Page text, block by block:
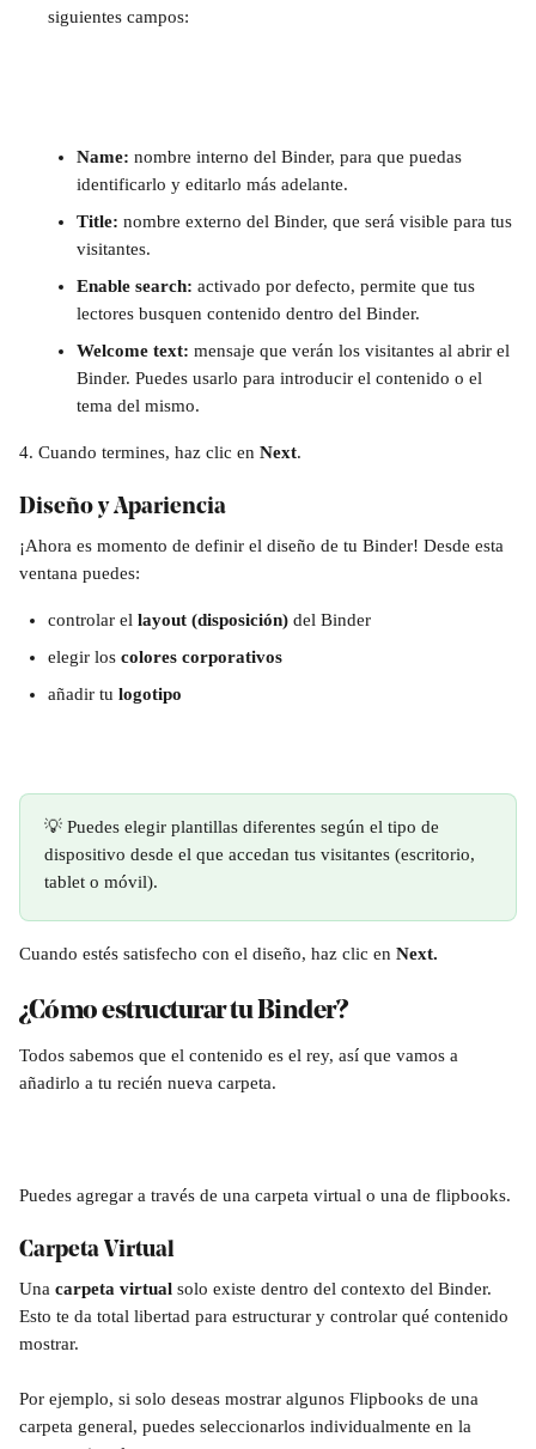
siguientes campos:
Name: nombre interno del Binder, para que puedas
identificarlo y editarlo más adelante.
Title: nombre externo del Binder, que será visible para tus
visitantes.
Enable search: activado por defecto, permite que tus
lectores busquen contenido dentro del Binder.
Welcome text: mensaje que verán los visitantes al abrir el
Binder. Puedes usarlo para introducir el contenido o el
tema del mismo.
4. Cuando termines, haz clic en Next.
Diseño y Apariencia
¡Ahora es momento de definir el diseño de tu Binder! Desde esta
ventana puedes:
controlar el layout (disposición) del Binder
elegir los colores corporativos
añadir tu logotipo
💡 Puedes elegir plantillas diferentes según el tipo de
dispositivo desde el que accedan tus visitantes (escritorio,
tablet o móvil).
Cuando estés satisfecho con el diseño, haz clic en Next.
¿Cómo estructurar tu Binder?
Todos sabemos que el contenido es el rey, así que vamos a
añadirlo a tu recién nueva carpeta.
Puedes agregar a través de una carpeta virtual o una de flipbooks.
Carpeta Virtual
Una carpeta virtual solo existe dentro del contexto del Binder.
Esto te da total libertad para estructurar y controlar qué contenido
mostrar.
Por ejemplo, si solo deseas mostrar algunos Flipbooks de una
carpeta general, puedes seleccionarlos individualmente en la